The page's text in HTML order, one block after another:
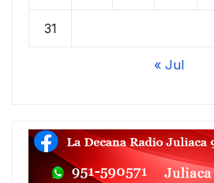
31
« Jul